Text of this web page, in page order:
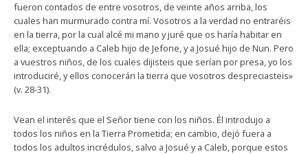
fueron contados de entre vosotros, de veinte años arriba, los
cuales han murmurado contra mí. Vosotros a la verdad no entraréis
en la tierra, por la cual alcé mi mano y juré que os haría habitar en
ella; exceptuando a Caleb hijo de Jefone, y a Josué hijo de Nun. Pero
a vuestros niños, de los cuales dijisteis que serían por presa, yo los
introduciré, y ellos conocerán la tierra que vosotros despreciasteis»
(v. 28-31).
Vean el interés que el Señor tiene con los niños. Él introdujo a
todos los niños en la Tierra Prometida; en cambio, dejó fuera a
todos los adultos incrédulos, salvo a Josué y a Caleb, porque estos